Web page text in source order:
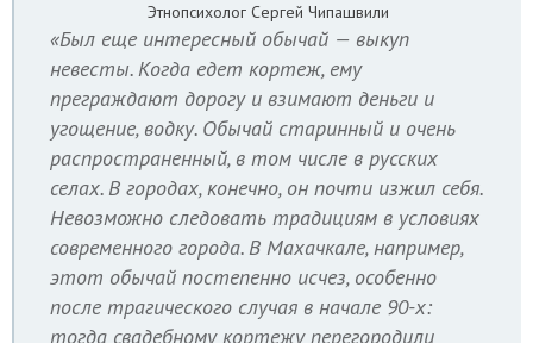
Этнопсихолог Сергей Чипашвили
«Был еще интересный обычай — выкуп
невесты. Когда едет кортеж, ему
преграждают дорогу и взимают деньги и
угощение, водку. Обычай старинный и очень
распространенный, в том числе в русских
селах. В городах, конечно, он почти изжил себя.
Невозможно следовать традициям в условиях
современного города. В Махачкале, например,
этот обычай постепенно исчез, особенно
после трагического случая в начале 90-х:
тогда свадебному кортежу перегородили